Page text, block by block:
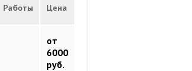
Работы Цена
от
6000
руб.